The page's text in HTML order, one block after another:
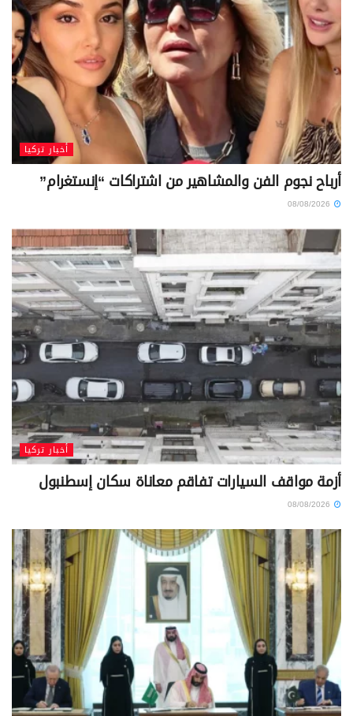
أخبار تركيا
أرباح نجوم الفن والمشاهير من اشتراكات “إنستغرام”
أخبار تركيا
أزمة مواقف السيارات تفاقم معاناة سكان إسطنبول